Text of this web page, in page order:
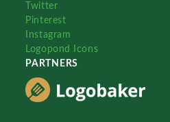
Twitter
Pinterest
Instagram
Logopond Icons
PARTNERS